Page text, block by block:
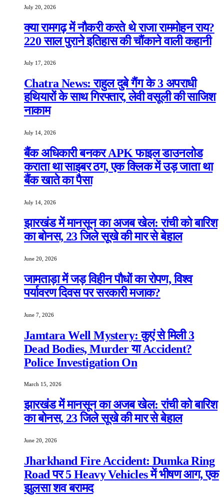
July 20, 2026
क्या रामगढ़ में नौकरी करते थे राजा राममोहन राय?
220 साल पुराने इतिहास की चौंकाने वाली कहानी
July 17, 2026
Chatra News: राहुल दुबे गैंग के 3 अपराधी
हथियारों के साथ गिरफ्तार, लेवी वसूली की साजिश
नाकाम
July 14, 2026
बैंक अधिकारी बनकर APK फाइल डाउनलोड
कराता था साइबर ठग, एक क्लिक में उड़ जाता था
बैंक खाते का पैसा
July 14, 2026
झारखंड में मानसून का अजब खेल: रांची को बारिश
का बोनस, 23 जिले सूखे की मार से बेहाल
June 20, 2026
जामताड़ा में जड़ विहीन पौधों का रोपण, विश्व
पर्यावरण दिवस पर सरकारी मजाक?
June 7, 2026
Jamtara Well Mystery: कुएं से मिली 3
Dead Bodies, Murder या Accident?
Police Investigation On
March 15, 2026
झारखंड में मानसून का अजब खेल: रांची को बारिश
का बोनस, 23 जिले सूखे की मार से बेहाल
June 20, 2026
Jharkhand Fire Accident: Dumka Ring
Road पर 5 Heavy Vehicles में भीषण आग, एक
झुलसा शव बरामद